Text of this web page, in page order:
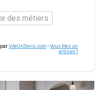
des métiers
parViteUnDevis.com -Vous êtes un
artisan ?